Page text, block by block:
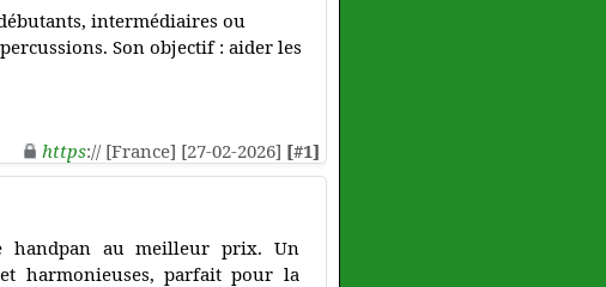
intermédiaires ou
Son objectif : aider les
https:// [France] [27-02-2026] [#1]
handpan au meilleur prix. Un
harmonieuses, parfait pour la